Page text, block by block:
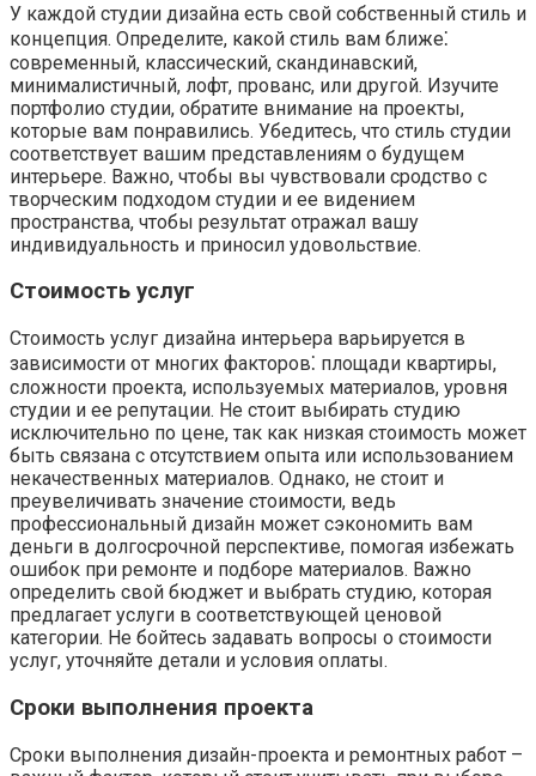
У каждой студии дизайна есть свой собственный стиль и
концепция. Определите, какой стиль вам ближе⁚
современный, классический, скандинавский,
минималистичный, лофт, прованс, или другой. Изучите
портфолио студии, обратите внимание на проекты,
которые вам понравились. Убедитесь, что стиль студии
соответствует вашим представлениям о будущем
интерьере. Важно, чтобы вы чувствовали сродство с
творческим подходом студии и ее видением
пространства, чтобы результат отражал вашу
индивидуальность и приносил удовольствие.
Стоимость услуг
Стоимость услуг дизайна интерьера варьируется в
зависимости от многих факторов⁚ площади квартиры,
сложности проекта, используемых материалов, уровня
студии и ее репутации. Не стоит выбирать студию
исключительно по цене, так как низкая стоимость может
быть связана с отсутствием опыта или использованием
некачественных материалов. Однако, не стоит и
преувеличивать значение стоимости, ведь
профессиональный дизайн может сэкономить вам
деньги в долгосрочной перспективе, помогая избежать
ошибок при ремонте и подборе материалов. Важно
определить свой бюджет и выбрать студию, которая
предлагает услуги в соответствующей ценовой
категории. Не бойтесь задавать вопросы о стоимости
услуг, уточняйте детали и условия оплаты.
Сроки выполнения проекта
Сроки выполнения дизайн-проекта и ремонтных работ –